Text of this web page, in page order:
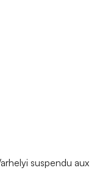
suspendu aux